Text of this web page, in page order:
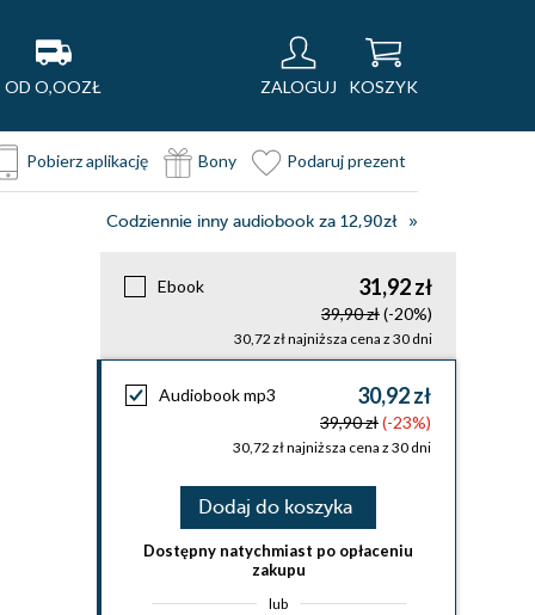
OD O,OOZŁ ZALOGUJ KOSZYK
Pobierz aplikację Bony Podaruj prezent
Codziennie inny audiobook za 12,90zł
Ebook 31,92 zł
39,90 zł(-20%)
30,72 zł najniższa cena z 30 dni
Audiobook mp3 30,92 zł
39,90 zł(-23%)
30,72 zł najniższa cena z 30 dni
Dodaj do koszyka
Dostępny natychmiast po opłaceniu
zakupu
lub